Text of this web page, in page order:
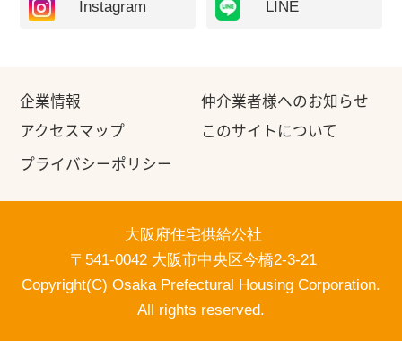
Instagram LINE
企業情報
仲介業者様へのお知らせ
アクセスマップ
このサイトについて
プライバシーポリシー
大阪府住宅供給公社
〒541-0042 大阪市中央区今橋2-3-21
Copyright(C) Osaka Prefectural Housing Corporation.
All rights reserved.